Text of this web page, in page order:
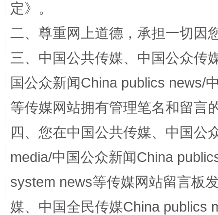
阿坝州三大球赛在茂县开幕 规模
国家大学科技园优化重塑工作
定》。
二、尊重网上道德，承担一切因
三、中国公共传媒、中国公众传
国公众新闻China publics news/
等传媒网站拥有管理笔名和留言
四、您在中国公共传媒、中国公
media/中国公众新闻China
system news等传媒网站留言板
媒、中国全民传媒China publics